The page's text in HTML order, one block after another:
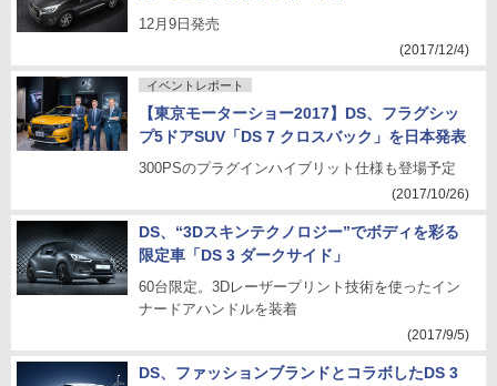
12月9日発売
(2017/12/4)
イベントレポート
【東京モーターショー2017】DS、フラグシッ
プ5ドアSUV「DS 7 クロスバック」を日本発表
300PSのプラグインハイブリット仕様も登場予定
(2017/10/26)
DS、“3Dスキンテクノロジー”でボディを彩る
限定車「DS 3 ダークサイド」
60台限定。3Dレーザープリント技術を使ったイン
ナードアハンドルを装着
(2017/9/5)
DS、ファッションブランドとコラボしたDS 3